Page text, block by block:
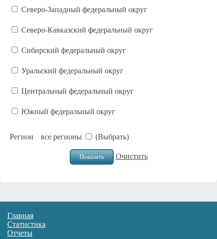
Северо-Западный федеральный округ
Северо-Кавказский федеральный округ
Сибирский федеральный округ
Уральский федеральный округ
Центральный федеральный округ
Южный федеральный округ
Регион все регионы (Выбрать)
Очистить
Главная
Статистика
Отчеты